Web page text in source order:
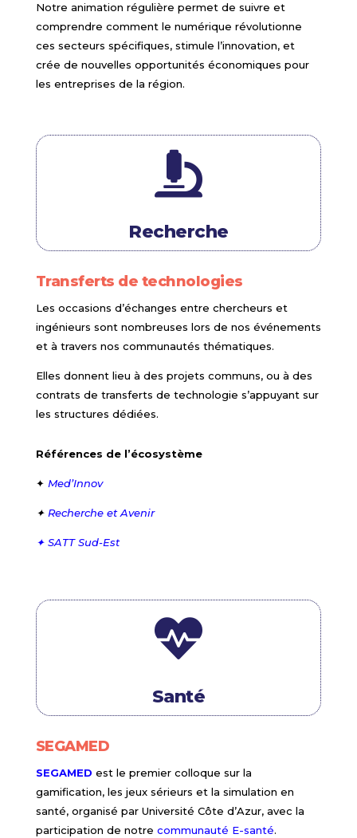
Notre animation régulière permet de suivre et
comprendre comment le numérique révolutionne
ces secteurs spécifiques, stimule l’innovation, et
crée de nouvelles opportunités économiques pour
les entreprises de la région.

Recherche
Transferts de technologies
Les occasions d’échanges entre chercheurs et
ingénieurs sont nombreuses lors de nos événements
et à travers nos communautés thématiques.
Elles donnent lieu à des projets communs, ou à des
contrats de transferts de technologie s’appuyant sur
les structures dédiées.
Références de l’écosystème
✦ Med’Innov
✦ Recherche et Avenir
✦ SATT Sud-Est

Santé
SEGAMED
SEGAMED est le premier colloque sur la
gamification, les jeux sérieurs et la simulation en
santé, organisé par Université Côte d’Azur, avec la
participation de notre communauté E-santé.